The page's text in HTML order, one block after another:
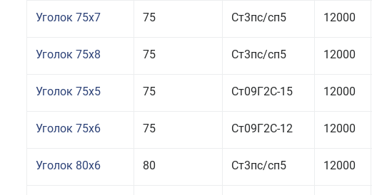
Уголок 75x7 75 Ст3пс/сп5 12000
Уголок 75x8 75 Ст3пс/сп5 12000
Уголок 75x5 75 Ст09Г2С-15 12000
Уголок 75x6 75 Ст09Г2С-12 12000
Уголок 80x6 80 Ст3пс/сп5 12000